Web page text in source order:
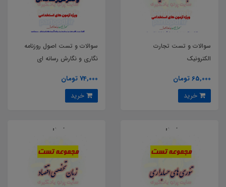
سوالات و تست تجارت
الکترونیک
65,000 تومان
سوالات و تست اصول روزنامه
نگاری و نگارش رسانه ای
74,000 تومان